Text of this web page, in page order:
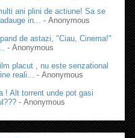
ani plini de actiune! Sa se
in... - Anonymous
de astazi, "Ciau, Cinema!"
- Anonymous
placut , nu este senzational
reali... - Anonymous
! Alt torrent unde pot gasi
- Anonymous